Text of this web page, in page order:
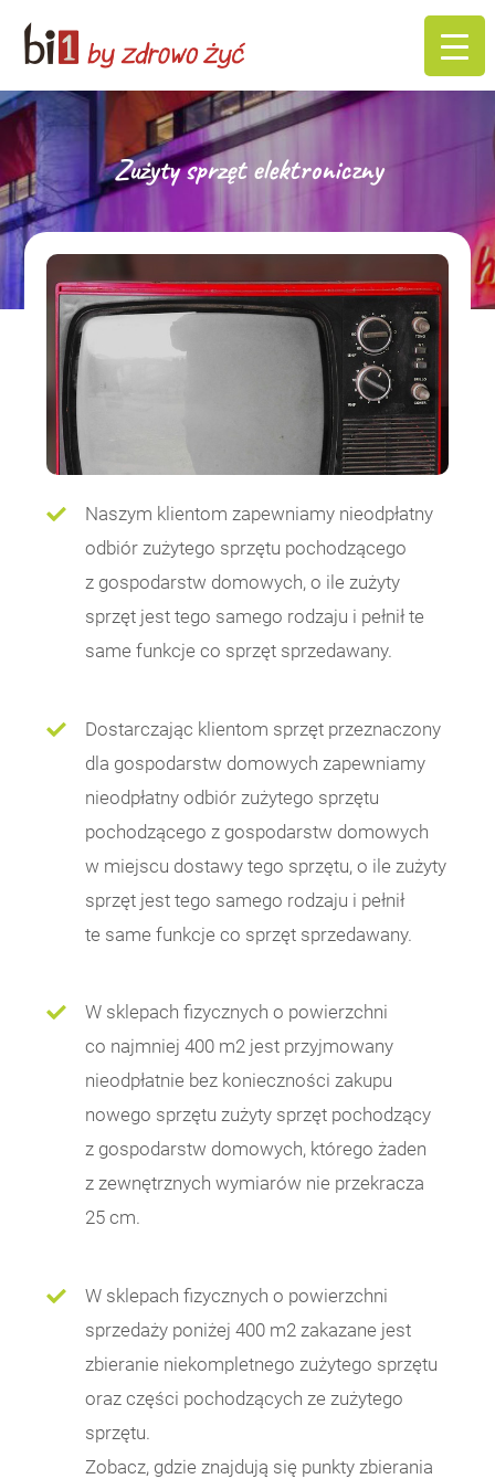
Zużyty sprzęt elektroniczny
Naszym klientom zapewniamy nieodpłatny
odbiór zużytego sprzętu pochodzącego
z gospodarstw domowych, o ile zużyty
sprzęt jest tego samego rodzaju i pełnił te
same funkcje co sprzęt sprzedawany.
Dostarczając klientom sprzęt przeznaczony
dla gospodarstw domowych zapewniamy
nieodpłatny odbiór zużytego sprzętu
pochodzącego z gospodarstw domowych
w miejscu dostawy tego sprzętu, o ile zużyty
sprzęt jest tego samego rodzaju i pełnił
te same funkcje co sprzęt sprzedawany.
W sklepach fizycznych o powierzchni
co najmniej 400 m2 jest przyjmowany
nieodpłatnie bez konieczności zakupu
nowego sprzętu zużyty sprzęt pochodzący
z gospodarstw domowych, którego żaden
z zewnętrznych wymiarów nie przekracza
25 cm.
W sklepach fizycznych o powierzchni
sprzedaży poniżej 400 m2 zakazane jest
zbieranie niekompletnego zużytego sprzętu
oraz części pochodzących ze zużytego
sprzętu.
Zobacz, gdzie znajdują się punkty zbierania